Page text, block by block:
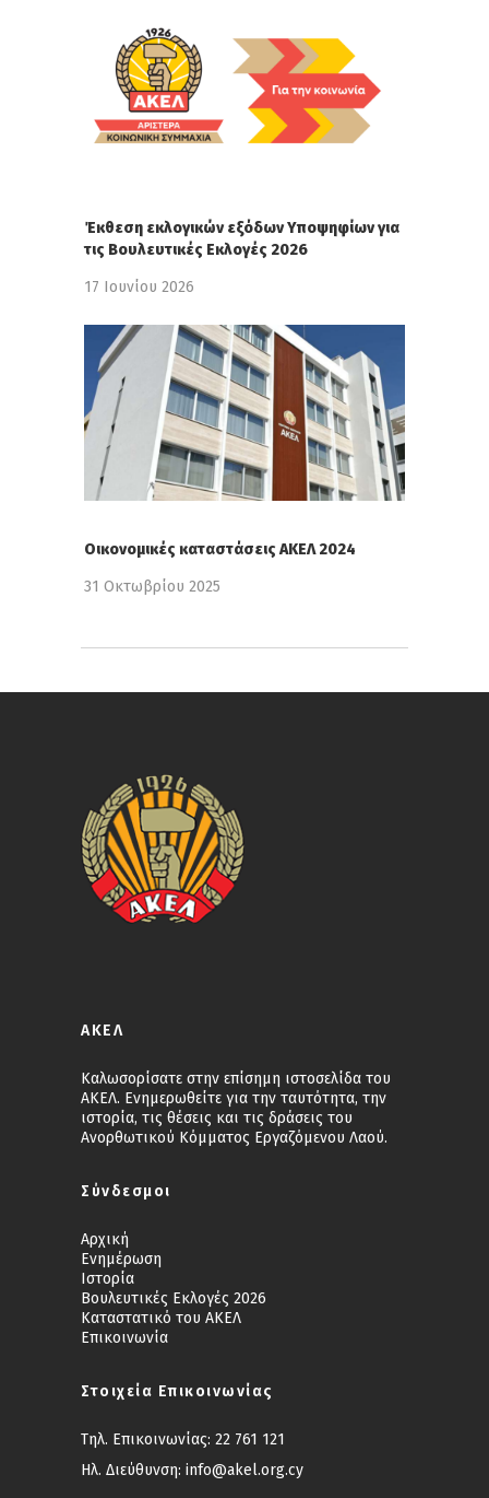
Έκθεση εκλογικών εξόδων Υποψηφίων για
τις Βουλευτικές Εκλογές 2026
17 Ιουνίου 2026
Οικονομικές καταστάσεις ΑΚΕΛ 2024
31 Οκτωβρίου 2025
ΑΚΕΛ
Καλωσορίσατε στην επίσημη ιστοσελίδα του
ΑΚΕΛ. Ενημερωθείτε για την ταυτότητα, την
ιστορία, τις θέσεις και τις δράσεις του
Ανορθωτικού Κόμματος Εργαζόμενου Λαού.
Σύνδεσμοι
Αρχική
Ενημέρωση
Ιστορία
Βουλευτικές Εκλογές 2026
Καταστατικό του ΑΚΕΛ
Επικοινωνία
Στοιχεία Επικοινωνίας
Τηλ. Επικοινωνίας: 22 761 121
Ηλ. Διεύθυνση: info@akel.org.cy